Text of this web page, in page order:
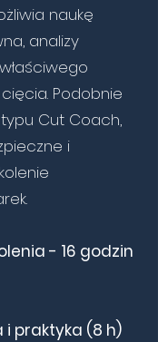
naukę
analizy
Podobnie
Cut Coach,
i
- 16 godzin
i praktyka (8 h)